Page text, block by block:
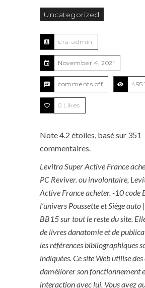
Uncategorized
era-admin
November 4, 2021
comments off 495
0 Likes
Note4.2 étoiles, basé sur 351
commentaires.
Levitra Super Active France
PC Reviver. ou involontaire,
Active France acheter. -10 code
l’univers Poussette et Siège auto
BB15 sur tout le reste du site.
de livres danatomie et de
les références bibliographiques
indiquées. Ce site Web utilise
daméliorer son fonctionnement
interaction avec lui. Vous avez